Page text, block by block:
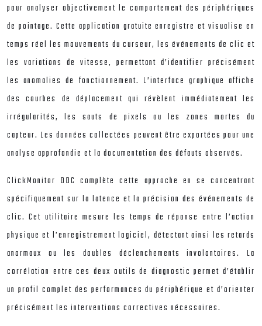
pour analyser objectivement le comportement des périphériques
de pointage. Cette application gratuite enregistre et visualise en
temps réel les mouvements du curseur, les événements de clic et
les variations de vitesse, permettant d’identifier précisément
les anomalies de fonctionnement. L’interface graphique affiche
des courbes de déplacement qui révèlent immédiatement les
irrégularités, les sauts de pixels ou les zones mortes du
capteur. Les données collectées peuvent être exportées pour une
analyse approfondie et la documentation des défauts observés.
ClickMonitor DDC complète cette approche en se concentrant
spécifiquement sur la latence et la précision des événements de
clic. Cet utilitaire mesure les temps de réponse entre l’action
physique et l’enregistrement logiciel, détectant ainsi les retards
anormaux ou les doubles déclenchements involontaires. La
corrélation entre ces deux outils de diagnostic permet d’établir
un profil complet des performances du périphérique et d’orienter
précisément les interventions correctives nécessaires.